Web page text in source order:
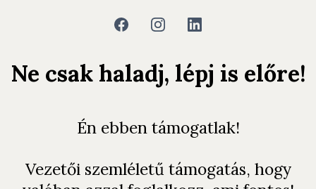
Ne csak haladj, lépj is előre!
Én ebben támogatlak!
Vezetői szemléletű támogatás, hogy